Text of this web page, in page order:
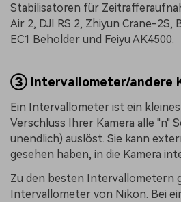
Stabilisatoren für
Air 2, DJI RS 2, Zhiyun Crane-2S,
EC1 Beholder und Feiyu AK4500.
③ Intervallometer/andere
Ein Intervallometer ist ein kleines
Verschluss Ihrer Kamera alle "n"
unendlich) auslöst. Sie kann
gesehen haben, in die Kamera
Zu den besten Intervallometern
Intervallometer von Nikon. Bei